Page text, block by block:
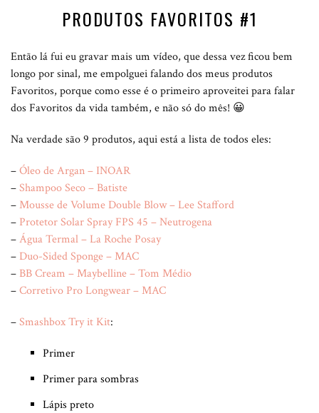
PRODUTOS FAVORITOS #1
Então lá fui eu gravar mais um vídeo, que dessa vez ficou bem
longo por sinal, me empolguei falando dos meus produtos
Favoritos, porque como esse é o primeiro aproveitei para falar
dos Favoritos da vida também, e não só do mês! 😀
Na verdade são 9 produtos, aqui está a lista de todos eles:
–Óleo de Argan – INOAR
–Shampoo Seco – Batiste
–Mousse de Volume Double Blow – Lee Stafford
– Protetor Solar Spray FPS 45 – Neutrogena
–Água Termal – La Roche Posay
– Duo-Sided Sponge – MAC
– BB Cream – Maybelline – Tom Médio
–Corretivo Pro Longwear – MAC
–Smashbox Try it Kit:
Primer
Primer para sombras
Lápis preto